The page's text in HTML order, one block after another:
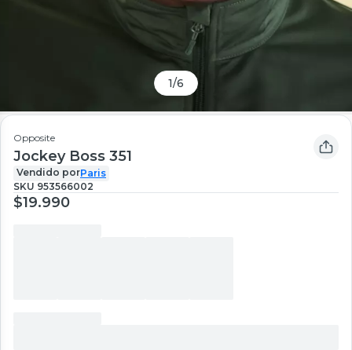
1/6
Opposite
Jockey Boss 351
Vendido porParis
SKU 953566002
$19.990